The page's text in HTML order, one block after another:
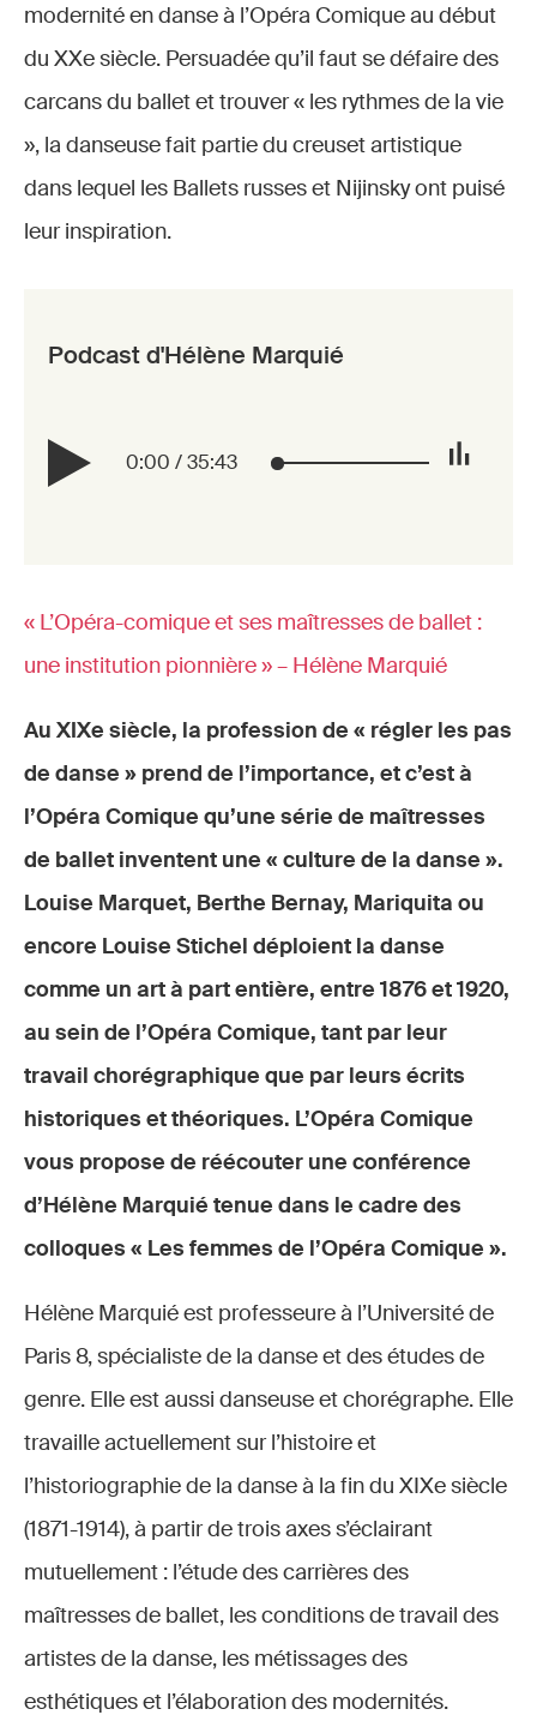
modernité en danse à l’Opéra Comique au début
du XXe siècle. Persuadée qu’il faut se défaire des
carcans du ballet et trouver « les rythmes de la vie
», la danseuse fait partie du creuset artistique
dans lequel les Ballets russes et Nijinsky ont puisé
leur inspiration.
Podcast d'Hélène Marquié
0:00 / 35:43
« L’Opéra-comique et ses maîtresses de ballet :
une institution pionnière » – Hélène Marquié
Au XIXe siècle, la profession de « régler les pas
de danse » prend de l’importance, et c’est à
l’Opéra Comique qu’une série de maîtresses
de ballet inventent une « culture de la danse ».
Louise Marquet, Berthe Bernay, Mariquita ou
encore Louise Stichel déploient la danse
comme un art à part entière, entre 1876 et 1920,
au sein de l’Opéra Comique, tant par leur
travail chorégraphique que par leurs écrits
historiques et théoriques. L’Opéra Comique
vous propose de réécouter une conférence
d’Hélène Marquié tenue dans le cadre des
colloques « Les femmes de l’Opéra Comique ».
Hélène Marquié est professeure à l’Université de
Paris 8, spécialiste de la danse et des études de
genre. Elle est aussi danseuse et chorégraphe. Elle
travaille actuellement sur l’histoire et
l’historiographie de la danse à la fin du XIXe siècle
(1871-1914), à partir de trois axes s’éclairant
mutuellement : l’étude des carrières des
maîtresses de ballet, les conditions de travail des
artistes de la danse, les métissages des
esthétiques et l’élaboration des modernités.